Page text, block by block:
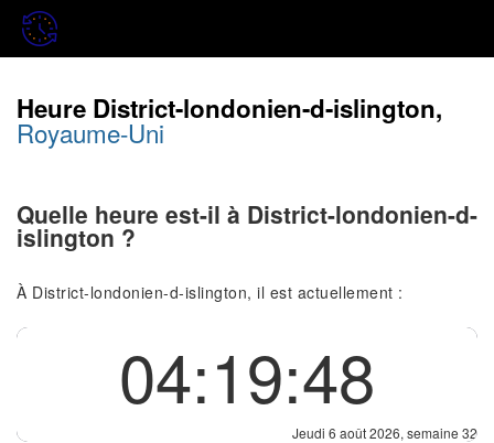
Heure District-londonien-d-islington,
Royaume-Uni
Quelle heure est-il à District-londonien-d-
islington ?
À District-londonien-d-islington, il est actuellement :
04:19:48
Jeudi 6 août 2026, semaine 32